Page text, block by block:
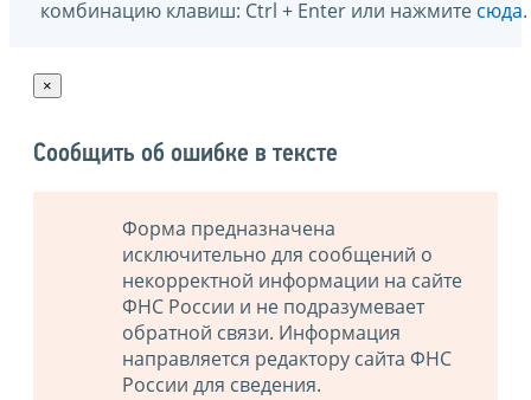
комбинацию клавиш: Ctrl + Enter или нажмите сюда.
×
Сообщить об ошибке в тексте
Форма предназначена
исключительно для сообщений о
некорректной информации на сайте
ФНС России и не подразумевает
обратной связи. Информация
направляется редактору сайта ФНС
России для сведения.